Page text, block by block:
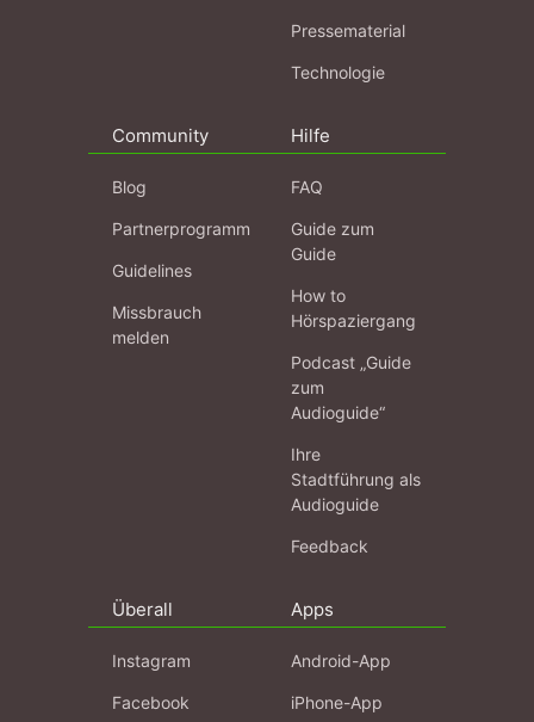
Pressematerial
Technologie
Community
Blog
Partnerprogramm
Guidelines
Missbrauch
melden
Hilfe
FAQ
Guide zum
Guide
How to
Hörspaziergang
Podcast „Guide
zum
Audioguide“
Ihre
Stadtführung als
Audioguide
Feedback
Überall
Instagram
Facebook
Apps
Android-App
iPhone-App